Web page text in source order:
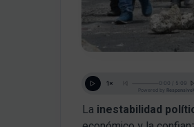
La inestabilidad